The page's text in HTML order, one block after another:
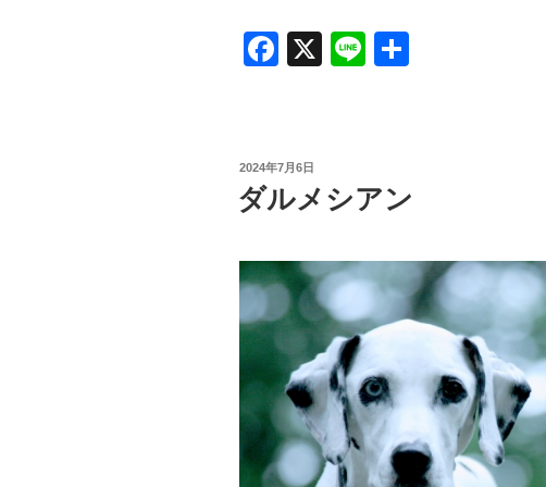
F
e
b
o
o
k
X
Li
投
稿
日:
2024年7月6日
ダルメシアン